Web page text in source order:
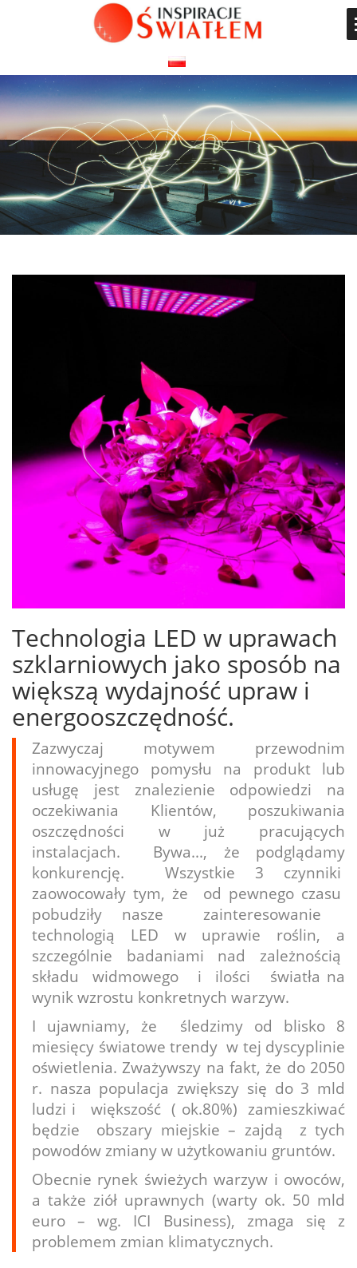
Technologia LED w uprawach
szklarniowych jako sposób na
większą wydajność upraw i
energooszczędność.
Zazwyczaj motywem przewodnim
innowacyjnego pomysłu na produkt lub
usługę jest znalezienie odpowiedzi na
oczekiwania Klientów, poszukiwania
oszczędności w już pracujących
instalacjach. Bywa..., że podglądamy
konkurencję. Wszystkie 3 czynniki
zaowocowały tym, że od pewnego czasu
pobudziły nasze zainteresowanie
technologią LED w uprawie roślin, a
szczególnie badaniami nad zależnością
składu widmowego i ilości światła na
wynik wzrostu konkretnych warzyw.
I ujawniamy, że śledzimy od blisko 8
miesięcy światowe trendy w tej dyscyplinie
oświetlenia. Zważywszy na fakt, że do 2050
r. nasza populacja zwiększy się do 3 mld
ludzi i większość ( ok.80%) zamieszkiwać
będzie obszary miejskie – zajdą z tych
powodów zmiany w użytkowaniu gruntów.
Obecnie rynek świeżych warzyw i owoców,
a także ziół uprawnych (warty ok. 50 mld
euro – wg. ICI Business), zmaga się z
problemem zmian klimatycznych.